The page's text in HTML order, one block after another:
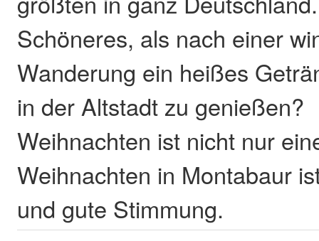
Schöneres, als nach einer
Wanderung ein heißes
in der Altstadt zu genießen?
Weihnachten ist nicht nur
Weihnachten in Montabaur
und gute Stimmung.